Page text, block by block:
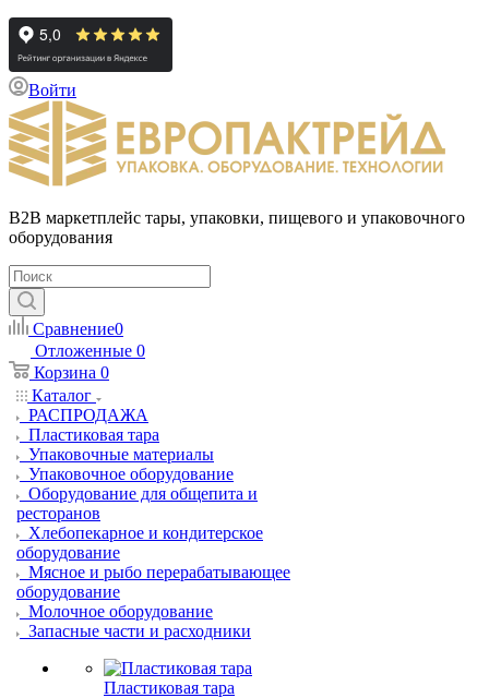
Войти
B2B маркетплейс тары, упаковки, пищевого и упаковочного
оборудования
Сравнение0
Отложенные 0
Корзина 0
Каталог
РАСПРОДАЖА
Пластиковая тара
Упаковочные материалы
Упаковочное оборудование
Оборудование для общепита и
ресторанов
Хлебопекарное и кондитерское
оборудование
Мясное и рыбо перерабатывающее
оборудование
Молочное оборудование
Запасные части и расходники
Пластиковая тара